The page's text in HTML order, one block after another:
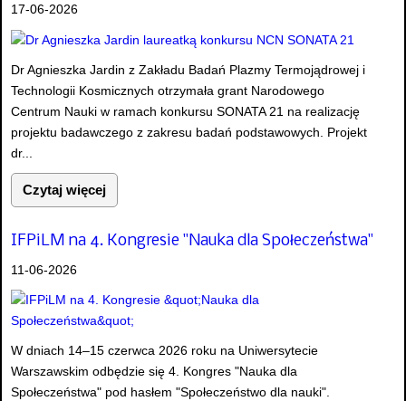
17-06-2026
Dr Agnieszka Jardin z Zakładu Badań Plazmy Termojądrowej i
Technologii Kosmicznych otrzymała grant Narodowego
Centrum Nauki w ramach konkursu SONATA 21 na realizację
projektu badawczego z zakresu badań podstawowych. Projekt
dr...
Czytaj więcej
IFPiLM na 4. Kongresie "Nauka dla Społeczeństwa"
11-06-2026
W dniach 14–15 czerwca 2026 roku na Uniwersytecie
Warszawskim odbędzie się 4. Kongres "Nauka dla
Społeczeństwa" pod hasłem "Społeczeństwo dla nauki".